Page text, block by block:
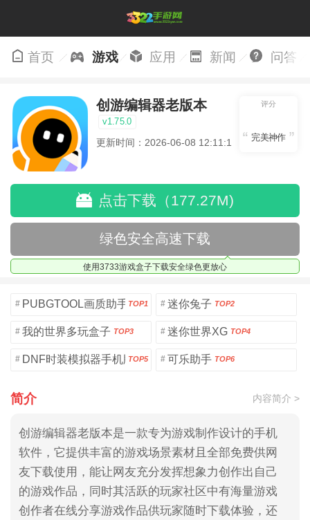
首页 游戏 应用 新闻 问答
创游编辑器老版本
v1.75.0
更新时间：2026-06-08 12:11:18
评分
完美神作
点击下载（177.27M)
绿色安全高速下载
使用3733游戏盒子下载安全绿色更放心
# PUBGTOOL画质助手安卓版
TOP1 # 迷你兔子 TOP2
# 我的世界多玩盒子 TOP3 # 迷你世界XG TOP4
# DNF时装模拟器手机版TOP5 # 可乐助手 TOP6
简介 内容简介 >
创游编辑器老版本是一款专为游戏制作设计的手机
软件，它提供丰富的游戏场景素材且全部免费供网
友下载使用，能让网友充分发挥想象力创作出自己
的游戏作品，同时其活跃的玩家社区中有海量游戏
创作者在线分享游戏作品供玩家随时下载体验，还